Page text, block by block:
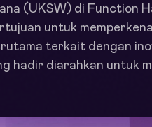
(UKSW) di Function
untuk
terkait dengan
hadir diarahkan untuk